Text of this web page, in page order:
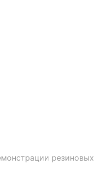
резиновых